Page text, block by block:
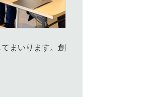
まいります。創